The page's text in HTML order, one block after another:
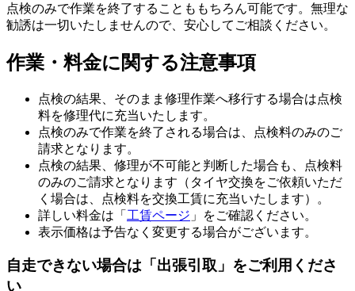
点検のみで作業を終了することももちろん可能です。無理な
勧誘は一切いたしませんので、安心してご相談ください。
作業・料金に関する注意事項
点検の結果、そのまま修理作業へ移行する場合は点検
料を修理代に充当いたします。
点検のみで作業を終了される場合は、点検料のみのご
請求となります。
点検の結果、修理が不可能と判断した場合も、点検料
のみのご請求となります（タイヤ交換をご依頼いただ
く場合は、点検料を交換工賃に充当いたします）。
詳しい料金は「 工賃ページ 」をご確認ください。
表示価格は予告なく変更する場合がございます。
自走できない場合は「出張引取」をご利用くださ
い